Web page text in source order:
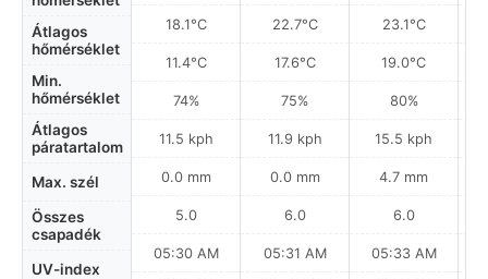
Átlagos
hőmérséklet
Min.
hőmérséklet
Átlagos
páratartalom
Max. szél
Összes
csapadék
UV-index
18.1°C
11.4°C
74%
11.5 kph
0.0 mm
5.0
05:30 AM
22.7°C
17.6°C
75%
11.9 kph
0.0 mm
6.0
05:31 AM
23.1°C
19.0°C
80%
15.5 kph
4.7 mm
6.0
05:33 AM